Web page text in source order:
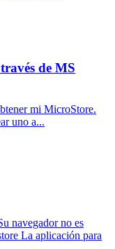
de MS
mi MicroStore.
uno a...
navegador no es
La aplicación para